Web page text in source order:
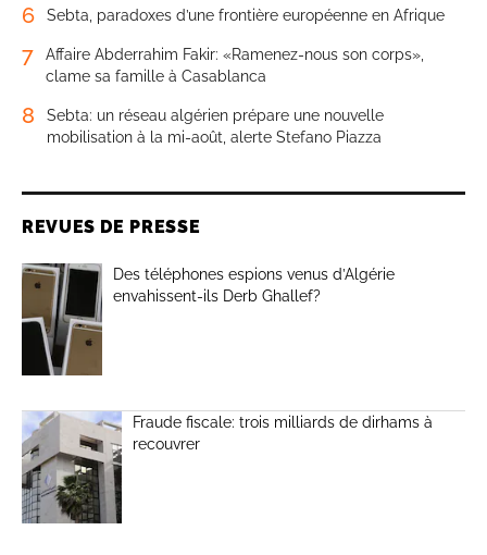
6 Sebta, paradoxes d’une frontière européenne en Afrique
7
Affaire Abderrahim Fakir: «Ramenez-nous son corps»,
clame sa famille à Casablanca
8
Sebta: un réseau algérien prépare une nouvelle
mobilisation à la mi-août, alerte Stefano Piazza
REVUES DE PRESSE
Des téléphones espions venus d’Algérie
envahissent-ils Derb Ghallef?
Fraude fiscale: trois milliards de dirhams à
recouvrer